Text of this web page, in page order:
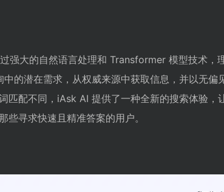
强大的自然语言处理和 Transformer 模型技术，
的潜在需求，从权威来源中获取信息，并以无偏
匹配不同，iAsk AI 提供了一种全新的搜索体验，
寻求快速且精准答案的用户。